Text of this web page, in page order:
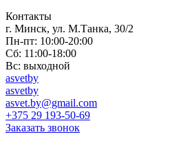
Контакты
г. Минск, ул. М.Танка, 30/2
Пн-пт: 10:00-20:00
Сб: 11:00-18:00
Вс: выходной
asvetby
asvetby
asvet.by@gmail.com
+375 29 193-50-69
Заказать звонок